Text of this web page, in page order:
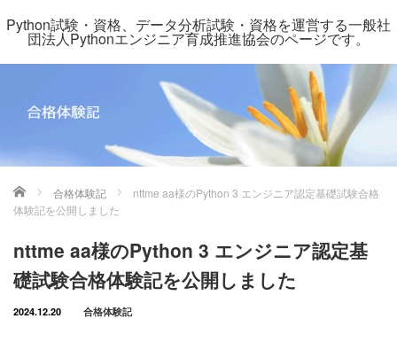
Python試験・資格、データ分析試験・資格を運営する一般社
団法人Pythonエンジニア育成推進協会のページです。
ホーム 合格体験記
nttme aa様のPython 3 エンジニア認定基礎試験合格
体験記を公開しました
nttme aa様のPython 3 エンジニア認定基
礎試験合格体験記を公開しました
2024.12.20 合格体験記